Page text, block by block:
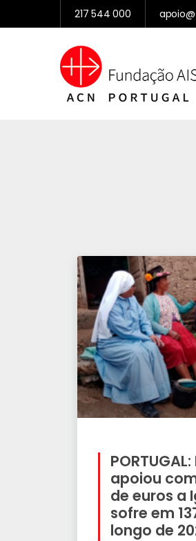
217 544 000
apoiou
de euros a
sofre em
longo de